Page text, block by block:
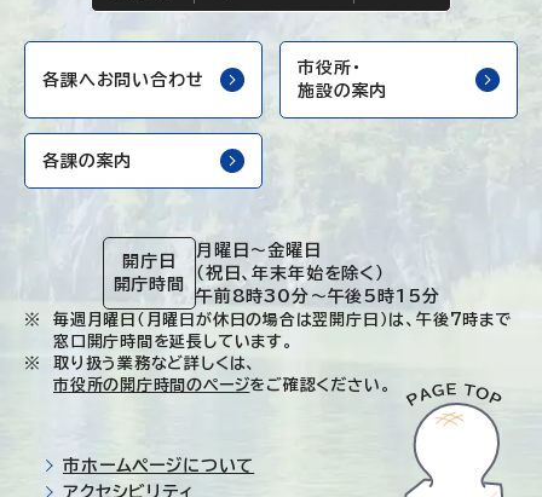
各課へお問い合わせ
市役所・
施設の案内
各課の案内
開庁日
開庁時間
月曜日～金曜日
（祝日、年末年始を除く）
午前8時30分～午後5時15分
毎週月曜日（月曜日が休日の場合は翌開庁日）は、午後7時まで
窓口開庁時間を延長しています。
取り扱う業務など詳しくは、
市役所の開庁時間のページをご確認ください。
市ホームページについて
アクセシビリティ